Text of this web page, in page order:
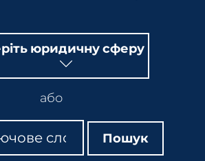
юридичну сферу
або
Пошук